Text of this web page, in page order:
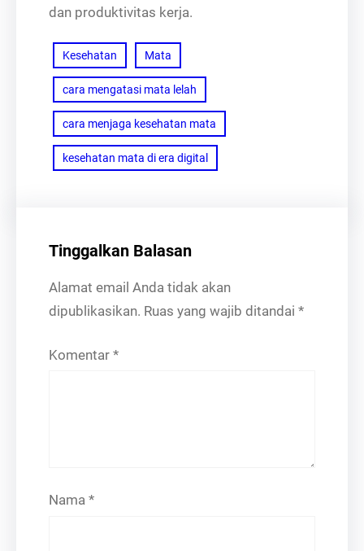
dan produktivitas kerja.
Kesehatan Mata
cara mengatasi mata lelah
cara menjaga kesehatan mata
kesehatan mata di era digital
Tinggalkan Balasan
Alamat email Anda tidak akan
dipublikasikan. Ruas yang wajib ditandai *
Komentar *
Nama *